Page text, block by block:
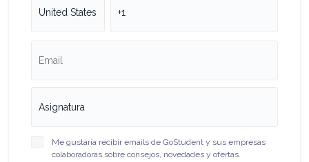
Me gustaría recibir emails de GoStudent y sus empresas
colaboradoras sobre consejos, novedades y ofertas.